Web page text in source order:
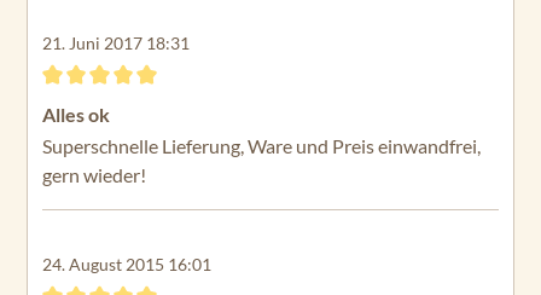
21. Juni 2017 18:31
Bewertung mit 5 von 5 Sternen
Alles ok
Superschnelle Lieferung, Ware und Preis einwandfrei,
gern wieder!
24. August 2015 16:01